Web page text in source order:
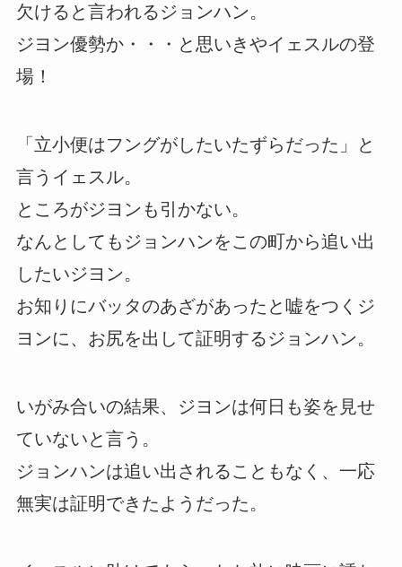
欠けると言われるジョンハン。
ジヨン優勢か・・・と思いきやイェスルの登
場！
「立小便はフングがしたいたずらだった」と
言うイェスル。
ところがジヨンも引かない。
なんとしてもジョンハンをこの町から追い出
したいジヨン。
お知りにバッタのあざがあったと嘘をつくジ
ヨンに、お尻を出して証明するジョンハン。
いがみ合いの結果、ジヨンは何日も姿を見せ
ていないと言う。
ジョンハンは追い出されることもなく、一応
無実は証明できたようだった。